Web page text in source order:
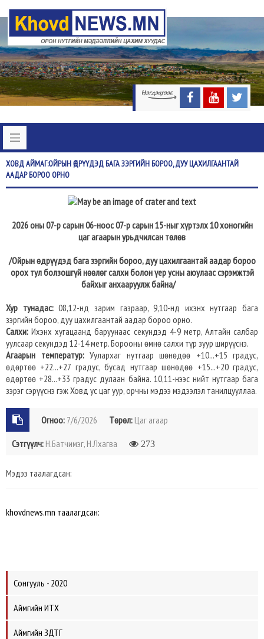
ХОВДАЙМАГ:ОЙРЫН ӨДРҮҮДЭД БАГА ЗЭРГИЙН БОРОО, ДУУ ЦАХИЛГААНТАЙ
ААДАР БОРОО ОРНО
2026 оны 07-р сарын 06-ноос 07-р сарын 15-ныг хүртэлх 10 хоногийн
цаг агаарын урьдчилсан төлөв
/Ойрын өдрүүдэд бага зэргийн бороо, дуу цахилгаантай аадар бороо
орох тул болзошгүй нөөлөг салхи болон үер усны аюулаас сэрэмжтэй
байхыг анхааруулж байна/
Хур тунадас:08,12-нд зарим газраар, 9,10-нд ихэнх нутгаар бага
зэргийн бороо, дуу цахилгаантай аадар бороо орно.
Салхи:Ихэнх хугацаанд баруунаас секундэд 4-9 метр, Алтайн салбар
уулсаар секундэд 12-14 метр. Борооны өмнө салхи түр зуур ширүүснэ.
Агаарын температур:Уулархаг нутгаар шөнөдөө +10...+15 градус,
өдөртөө +22...+27 градус, бусад нутгаар шөнөдөө +15...+20 градус,
өдөртөө +28...+33 градус дулаан байна. 10,11-нээс нийт нутгаар бага
зэрэг сэрүүснэ гэж Ховд ус цаг уур, орчны мэдээ мэдээлэл танилцууллаа.
Огноо: 7/6/2026 Төрөл: Цаг агаар
Сэтгүүлч: Н.Батчимэг, Н.Лхагва 273
Мэдээ таалагдсан:
khovdnews.mn таалагдсан:
Сонгууль - 2020
Аймгийн ИТХ
Аймгийн ЗДТГ